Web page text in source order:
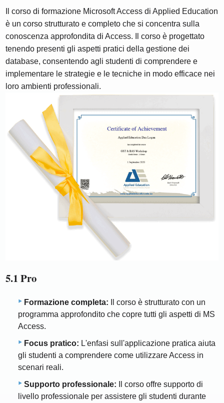
Il corso di formazione Microsoft Access di Applied Education
è un corso strutturato e completo che si concentra sulla
conoscenza approfondita di Access. Il corso è progettato
tenendo presenti gli aspetti pratici della gestione dei
database, consentendo agli studenti di comprendere e
implementare le strategie e le tecniche in modo efficace nei
loro ambienti professionali.
5.1 Pro
Formazione completa: Il corso è strutturato con un
programma approfondito che copre tutti gli aspetti di MS
Access.
Focus pratico: L'enfasi sull'applicazione pratica aiuta
gli studenti a comprendere come utilizzare Access in
scenari reali.
Supporto professionale: Il corso offre supporto di
livello professionale per assistere gli studenti durante